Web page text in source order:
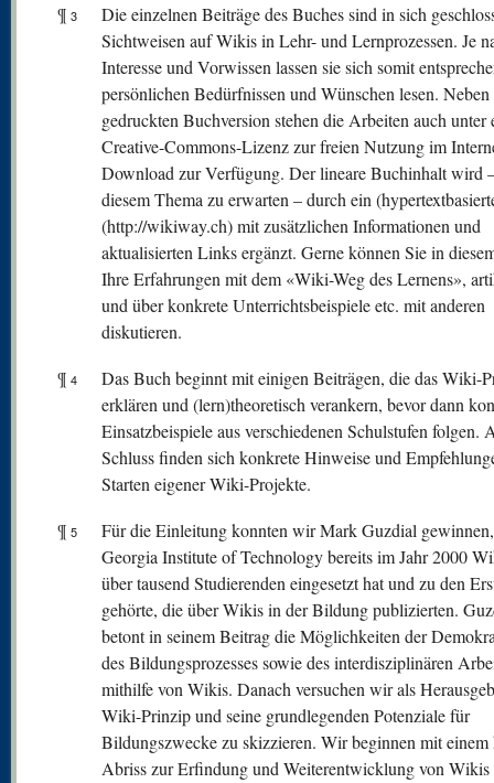
¶ 3
Die einzelnen Beiträge des Buches sind in sich
Sichtweisen auf Wikis in Lehr- und Lernprozessen. Je
Interesse und Vorwissen lassen sie sich somit
persönlichen Bedürfnissen und Wünschen lesen. Neben
gedruckten Buchversion stehen die Arbeiten auch unter
Creative-Commons-Lizenz zur freien Nutzung im
Download zur Verfügung. Der lineare Buchinhalt wird
diesem Thema zu erwarten – durch ein
(http://wikiway.ch) mit zusätzlichen Informationen und
aktualisierten Links ergänzt. Gerne können Sie in
Ihre Erfahrungen mit dem «Wiki-Weg des Lernens»,
und über konkrete Unterrichtsbeispiele etc. mit anderen
diskutieren.
¶ 4
Das Buch beginnt mit einigen Beiträgen, die das Wiki-
erklären und (lern)theoretisch verankern, bevor dann
Einsatzbeispiele aus verschiedenen Schulstufen folgen.
Schluss finden sich konkrete Hinweise und
Starten eigener Wiki-Projekte.
¶ 5
Für die Einleitung konnten wir Mark Guzdial
Georgia Institute of Technology bereits im Jahr 2000
über tausend Studierenden eingesetzt hat und zu den
gehörte, die über Wikis in der Bildung publizierten.
betont in seinem Beitrag die Möglichkeiten der
des Bildungsprozesses sowie des interdisziplinären
mithilfe von Wikis. Danach versuchen wir als
Wiki-Prinzip und seine grundlegenden Potenziale für
Bildungszwecke zu skizzieren. Wir beginnen mit einem
Abriss zur Erfindung und Weiterentwicklung von Wikis